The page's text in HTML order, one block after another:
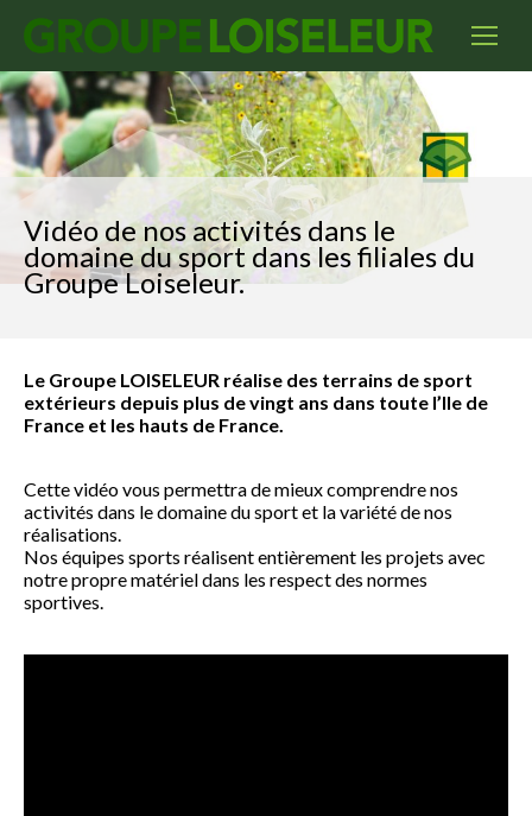
Vidéo de nos activités dans le
domaine du sport dans les filiales du
Groupe Loiseleur.
Le Groupe LOISELEUR réalise des terrains de sport
extérieurs depuis plus de vingt ans dans toute l’Ile de
France et les hauts de France.
Cette vidéo vous permettra de mieux comprendre nos
activités dans le domaine du sport et la variété de nos
réalisations.
Nos équipes sports réalisent entièrement les projets avec
notre propre matériel dans les respect des normes
sportives.